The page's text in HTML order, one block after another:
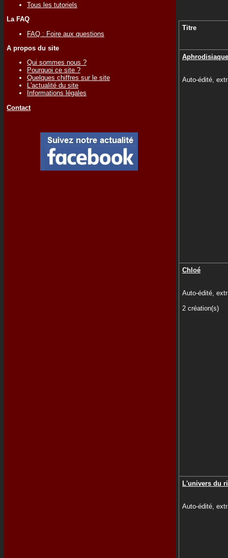
Tous les tutoriels
La FAQ
FAQ : Foire aux questions
A propos du site
Qui sommes nous ?
Pourquoi ce site ?
Quelques chiffres sur le site
L'actualité du site
Informations légales
Contact
Titre
Aphrodisiaque
Auto-édité,
Chloé
Auto-édité,
2 création(s)
L'univers du
Auto-édité,